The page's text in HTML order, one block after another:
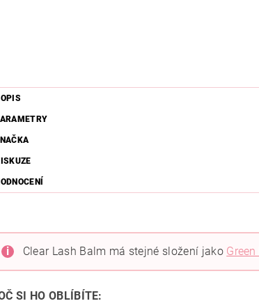
i Clear Lash Balm má stejné složení jako
SI HO OBLÍBÍTE: